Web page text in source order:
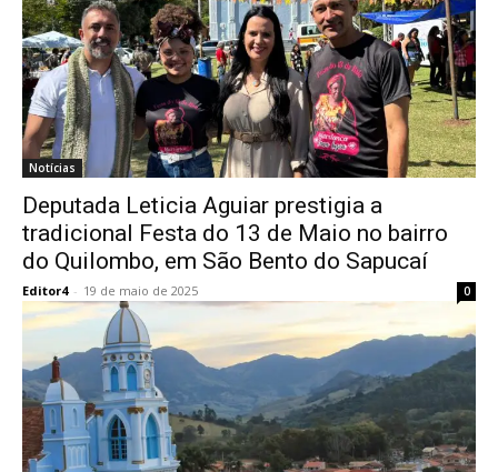
Notícias
Deputada Leticia Aguiar prestigia a
tradicional Festa do 13 de Maio no bairro
do Quilombo, em São Bento do Sapucaí
Editor4 - 19 de maio de 2025 0